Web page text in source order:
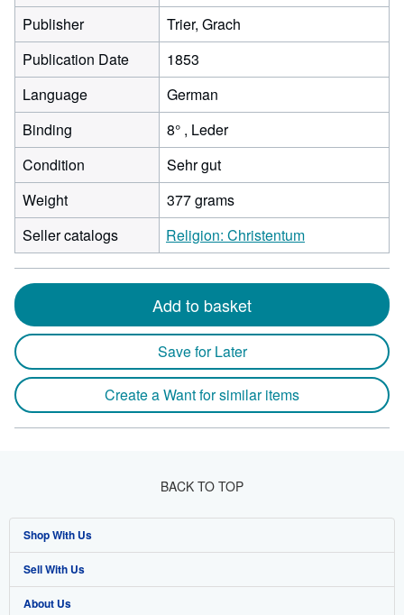
Publisher
Trier, Grach
Publication Date
1853
Language
German
Binding
8° , Leder
Condition
Sehr gut
Weight
377 grams
Seller catalogs
Religion: Christentum
Add to basket
Save for Later
Create a Want for similar items
BACK TO TOP
Shop With Us
Advanced Search
Browse Collections
Sell With Us
Start Selling
About Us